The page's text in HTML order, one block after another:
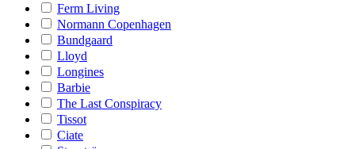
Ferm Living
Normann Copenhagen
Bundgaard
Lloyd
Longines
Barbie
The Last Conspiracy
Tissot
Ciate